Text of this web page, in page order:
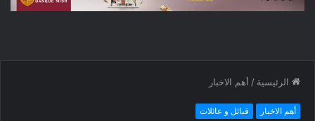
الرئيسية / أهم الاخبار
أهم الاخبار قبائل و عائلات